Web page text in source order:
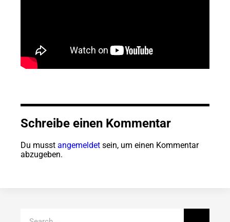
Schreibe einen Kommentar
Du musst angemeldet sein, um einen Kommentar
abzugeben.